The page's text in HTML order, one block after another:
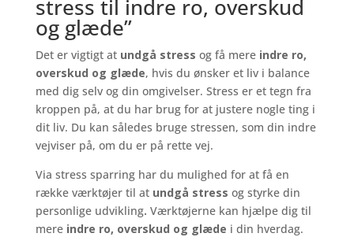
stress til indre ro, overskud
og glæde”
Det er vigtigt at undgå stress og få mere indre ro,
overskud og glæde, hvis du ønsker et liv i balance
med dig selv og din omgivelser. Stress er et tegn fra
kroppen på, at du har brug for at justere nogle ting i
dit liv. Du kan således bruge stressen, som din indre
vejviser på, om du er på rette vej.
Via stress sparring har du mulighed for at få en
række værktøjer til at undgå stress og styrke din
personlige udvikling. Værktøjerne kan hjælpe dig til
mere indre ro, overskud og glæde i din hverdag.